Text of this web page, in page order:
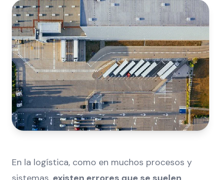
En la logística, como en muchos procesos y